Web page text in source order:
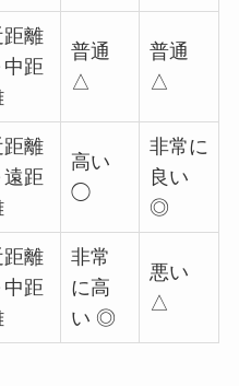
距離
中距
普通
△
普通
△
距離
遠距
高い
◯
非常に
良い
◎
距離
中距
非常
に高
い ◎
悪い
△